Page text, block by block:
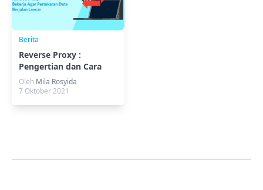
Berita
Reverse Proxy :
Pengertian dan Cara
Kerja
Oleh Mila Rosyida
7 Oktober 2021